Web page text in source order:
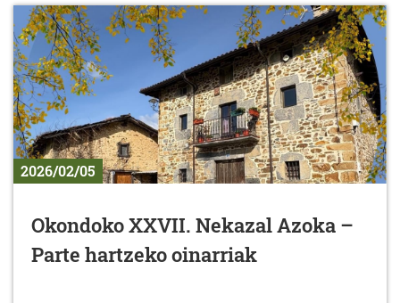
2026/02/05
Okondoko XXVII. Nekazal Azoka –
Parte hartzeko oinarriak